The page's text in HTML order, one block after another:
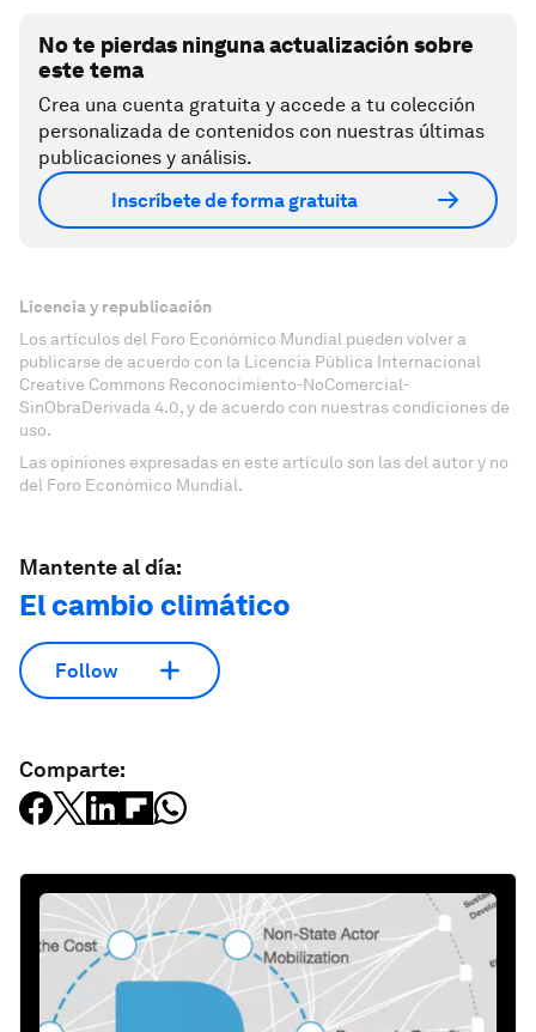
No te pierdas ninguna actualización sobre
este tema
Crea una cuenta gratuita y accede a tu colección
personalizada de contenidos con nuestras últimas
publicaciones y análisis.
Inscríbete de forma gratuita
Licencia y republicación
Los artículos del Foro Económico Mundial pueden volver a
publicarse de acuerdo con la Licencia Pública Internacional
Creative Commons Reconocimiento-NoComercial-
SinObraDerivada 4.0, y de acuerdo con nuestras condiciones de
uso.
Las opiniones expresadas en este artículo son las del autor y no
del Foro Económico Mundial.
Mantente al día:
El cambio climático
Follow
Comparte: